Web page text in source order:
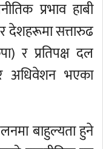
प्रभाव हाबी
देशहरूमा सत्तारुढ
र प्रतिपक्ष दल
अधिवेशन भएका
बाहुल्यता हुने